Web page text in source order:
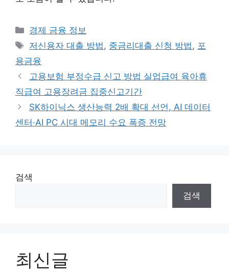
카
테
리
경제 금융 정보
태
그
저신용자 대출 방법, 중금리대출 신청 방법, 포
용금융
고용보험 부정수급 신고 방법 실업급여 육아휴
직급여 고용장려금 집중신고기간
SK하이닉스 생산능력 2배 확대 선언, AI 데이터
센터·AI PC 시대 메모리 수요 폭증 전망
검색
검색
최신글